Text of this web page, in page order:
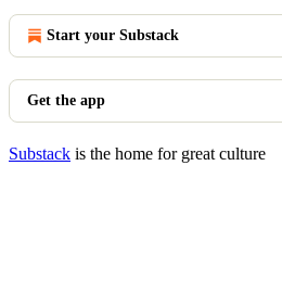
Start your Substack
Get the app
Substack is the home for great culture